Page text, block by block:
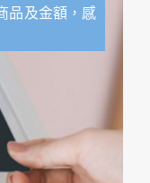
品及金額，感